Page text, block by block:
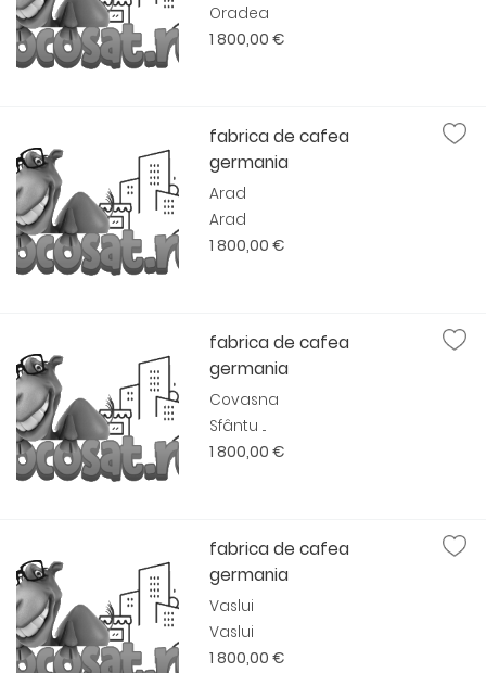
Oradea
1 800,00 €
fabrica de cafea
germania
Arad
Arad
1 800,00 €
fabrica de cafea
germania
Covasna
Sfântu ...
1 800,00 €
fabrica de cafea
germania
Vaslui
Vaslui
1 800,00 €